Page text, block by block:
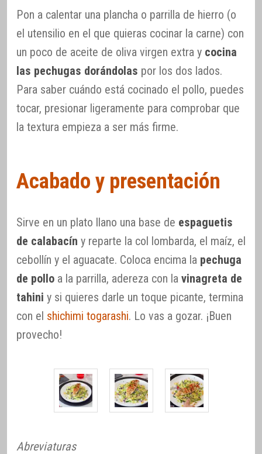
Pon a calentar una plancha o parrilla de hierro (o
el utensilio en el que quieras cocinar la carne) con
un poco de aceite de oliva virgen extra y cocina
las pechugas dorándolas por los dos lados.
Para saber cuándo está cocinado el pollo, puedes
tocar, presionar ligeramente para comprobar que
la textura empieza a ser más firme.
Acabado y presentación
Sirve en un plato llano una base de espaguetis
de calabacín y reparte la col lombarda, el maíz, el
cebollín y el aguacate. Coloca encima la pechuga
de pollo a la parrilla, adereza con la vinagreta de
tahini y si quieres darle un toque picante, termina
con el shichimi togarashi. Lo vas a gozar. ¡Buen
provecho!
Abreviaturas